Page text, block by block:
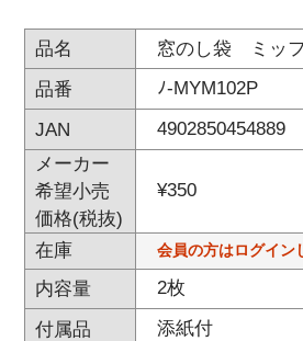
品名
窓のし袋 ミッ
品番
ﾉ-MYM102P
JAN
4902850454889
メーカー
希望小売
価格(税抜)
¥350
在庫 会員の方はログイン
内容量
2枚
付属品
添紙付